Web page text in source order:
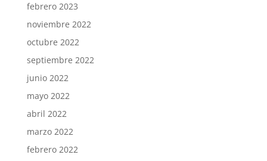
febrero 2023
noviembre 2022
octubre 2022
septiembre 2022
junio 2022
mayo 2022
abril 2022
marzo 2022
febrero 2022